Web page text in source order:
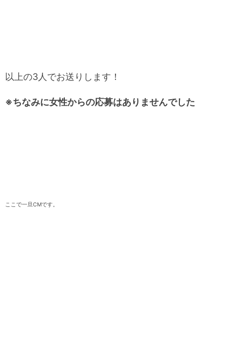
以上の3人でお送りします！
※ちなみに女性からの応募はありませんでした
ここで一旦CMです。